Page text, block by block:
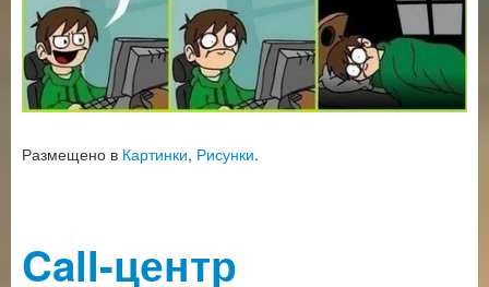
Размещено в Картинки, Рисунки.
Call-центр